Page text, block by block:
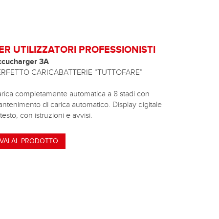
UTILIZZATORI PROFESSIONISTI
3A
CARICABATTERIE “TUTTOFARE”
completamente automatica a 8 stadi con
di carica automatico. Display digitale
con istruzioni e avvisi.
VAI AL PRODOTTO